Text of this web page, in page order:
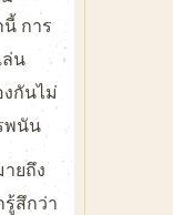
นี้ การ
ล่น
กันไม่
พนัน
ยถึง
รู้สึกว่า